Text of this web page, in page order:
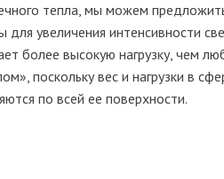
тепла, мы можем
для увеличения интенсивности
более высокую нагрузку, чем
поскольку вес и нагрузки в
по всей ее поверхности.